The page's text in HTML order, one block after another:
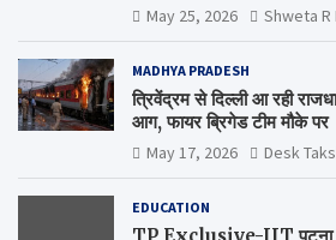
May 25, 2026 Shweta R
MADHYA PRADESH
त्रिवेंद्रम से दिल्ली आ रही
आग, फायर ब्रिगेड टीम मौके पर
May 17, 2026 Desk
EDUCATION